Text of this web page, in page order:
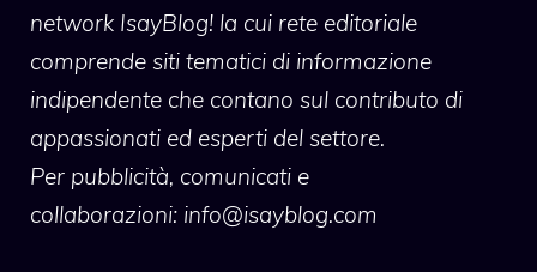
network IsayBlog! la cui rete editoriale
comprende siti tematici di informazione
indipendente che contano sul contributo di
appassionati ed esperti del settore.
Per pubblicità, comunicati e
collaborazioni: info@isayblog.com